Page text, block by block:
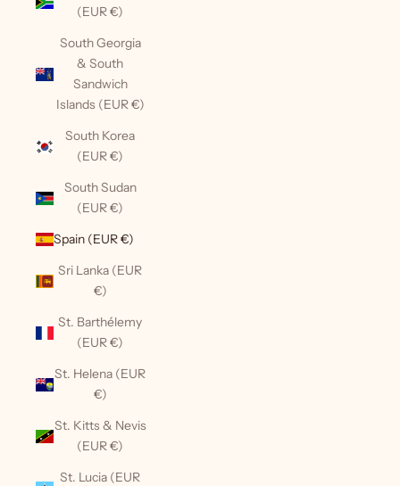
(EUR €)
South Georgia
& South
Sandwich
Islands (EUR €)
South Korea
(EUR €)
South Sudan
(EUR €)
Spain (EUR €)
Sri Lanka (EUR
€)
St. Barthélemy
(EUR €)
St. Helena (EUR
€)
St. Kitts & Nevis
(EUR €)
St. Lucia (EUR